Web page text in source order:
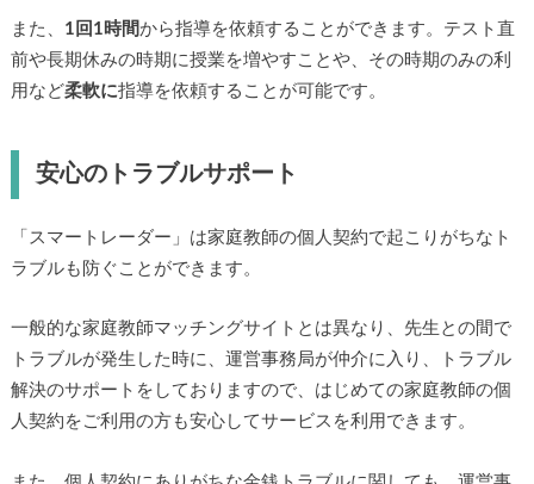
また、 1回1時間から指導を依頼することができます。テスト直
前や長期休みの時期に授業を増やすことや、その時期のみの利
用など柔軟に指導を依頼することが可能です。
安心のトラブルサポート
「スマートレーダー」は家庭教師の個人契約で起こりがちなト
ラブルも防ぐことができます。
一般的な家庭教師マッチングサイトとは異なり、先生との間で
トラブルが発生した時に、運営事務局が仲介に入り、トラブル
解決のサポートをしておりますので、はじめての家庭教師の個
人契約をご利用の方も安心してサービスを利用できます。